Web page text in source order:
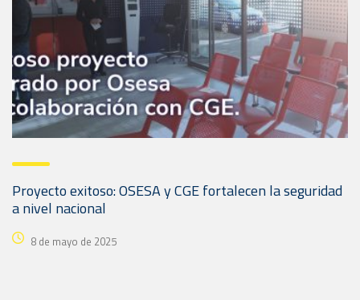
Proyecto exitoso: OSESA y CGE fortalecen la seguridad
a nivel nacional
8 de mayo de 2025